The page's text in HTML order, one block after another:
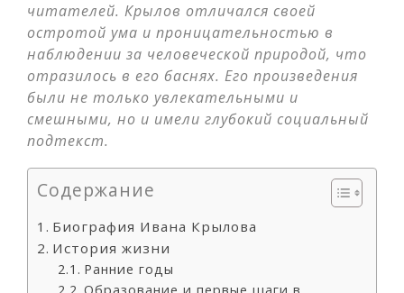
читателей. Крылов отличался своей
остротой ума и проницательностью в
наблюдении за человеческой природой, что
отразилось в его баснях. Его произведения
были не только увлекательными и
смешными, но и имели глубокий социальный
подтекст.
Содержание
Биография Ивана Крылова
История жизни
Ранние годы